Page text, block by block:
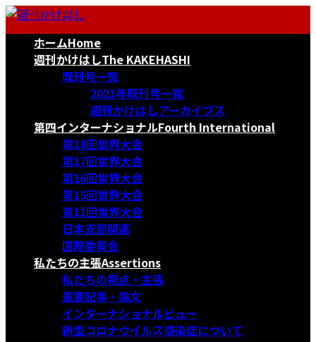
コ
ナ
ホームHome
週刊かけはしThe KAKEHASHI
既刊号一覧
2021年既刊号一覧
週刊かけはしアーカイブス
第四インターナショナルFourth International
第18回世界大会
第17回世界大会
第16回世界大会
第15回世界大会
第11回世界大会
日本支部関連
国際委員会
私たちの主張Assertions
私たちの視点・主張
重要記事・論文
インターナショナルビュー
新型コロナウイルス感染症について